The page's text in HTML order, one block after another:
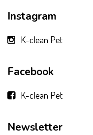
Instagram
K-clean Pet
Facebook
K-clean Pet
Newsletter